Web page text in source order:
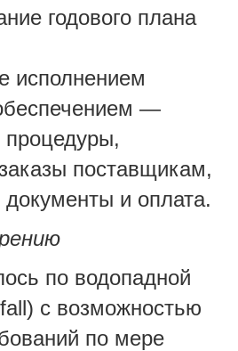
годового плана
исполнением
—
поставщикам,
и оплата.
по водопадной
с возможностью
по мере